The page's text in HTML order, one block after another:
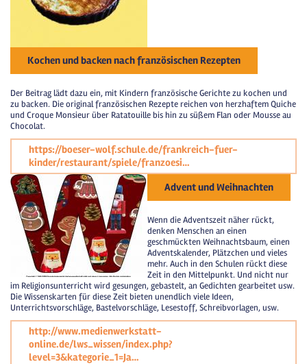
Kochen und backen nach französischen Rezepten
Der Beitrag lädt dazu ein, mit Kindern französische Gerichte zu kochen und
zu backen. Die original französischen Rezepte reichen von herzhaftem Quiche
und Croque Monsieur über Ratatouille bis hin zu süßem Flan oder Mousse au
Chocolat.
https://boeser-wolf.schule.de/frankreich-fuer-
kinder/restaurant/spiele/franzoesi…
Advent und Weihnachten
Wenn die Adventszeit näher rückt,
denken Menschen an einen
geschmückten Weihnachtsbaum, einen
Adventskalender, Plätzchen und vieles
mehr. Auch in den Schulen rückt diese
Zeit in den Mittelpunkt. Und nicht nur
im Religionsunterricht wird gesungen, gebastelt, an Gedichten gearbeitet usw.
Die Wissenskarten für diese Zeit bieten unendlich viele Ideen,
Unterrichtsvorschläge, Bastelvorschläge, Lesestoff, Schreibvorlagen, usw.
http://www.medienwerkstatt-
online.de/lws_wissen/index.php?
level=3&kategorie_1=Ja…